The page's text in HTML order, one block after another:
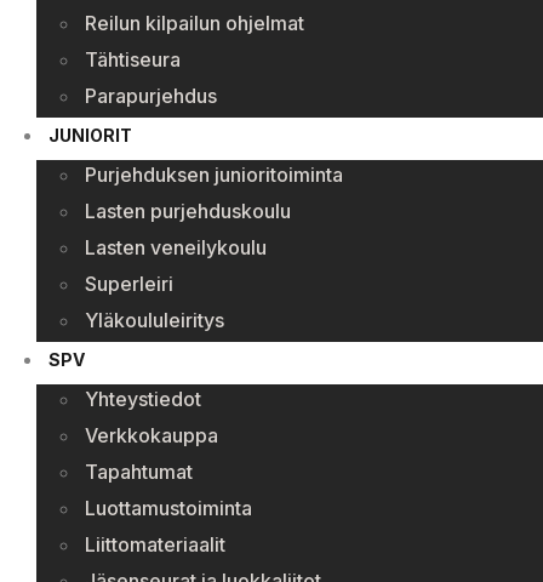
Reilun kilpailun ohjelmat
Tähtiseura
Parapurjehdus
JUNIORIT
Purjehduksen junioritoiminta
Lasten purjehduskoulu
Lasten veneilykoulu
Superleiri
Yläkoululeiritys
SPV
Yhteystiedot
Verkkokauppa
Tapahtumat
Luottamustoiminta
Liittomateriaalit